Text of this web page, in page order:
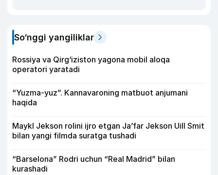
So‘nggi yangiliklar
Rossiya va Qirg‘iziston yagona mobil aloqa
operatori yaratadi
“Yuzma-yuz”. Kannavaroning matbuot anjumani
haqida
Maykl Jekson rolini ijro etgan Ja’far Jekson Uill Smit
bilan yangi filmda suratga tushadi
“Barselona” Rodri uchun “Real Madrid” bilan
kurashadi